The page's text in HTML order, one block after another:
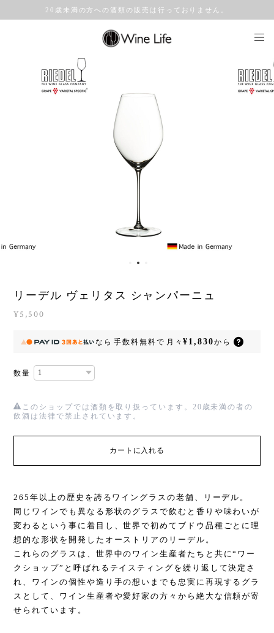
20歳未満の方への酒類の販売は行っておりません。
リーデル ヴェリタス シャンパーニュ
¥5,500
なら 手数料無料で 月々¥1,830から
数量
このショップでは酒類を取り扱っています。20歳未満の者の
飲酒は法律で禁止されています。
カートに入れる
265年以上の歴史を誇るワイングラスの老舗、リーデル。
同じワインでも異なる形状のグラスで飲むと香りや味わいが
変わるという事に着目し、世界で初めてブドウ品種ごとに理
想的な形状を開発したオーストリアのリーデル。
これらのグラスは、世界中のワイン生産者たちと共に“ワー
クショップ”と呼ばれるテイスティングを繰り返して決定さ
れ、ワインの個性や造り手の想いまでも忠実に再現するグラ
スとして、ワイン生産者や愛好家の方々から絶大な信頼が寄
せられています。